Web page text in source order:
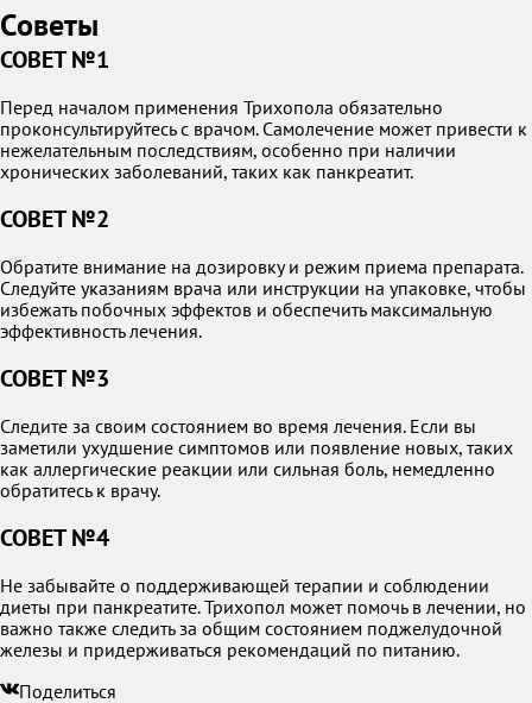
Советы
СОВЕТ №1
Перед началом применения Трихопола обязательно
проконсультируйтесь с врачом. Самолечение может привести к
нежелательным последствиям, особенно при наличии
хронических заболеваний, таких как панкреатит.
СОВЕТ №2
Обратите внимание на дозировку и режим приема препарата.
Следуйте указаниям врача или инструкции на упаковке, чтобы
избежать побочных эффектов и обеспечить максимальную
эффективность лечения.
СОВЕТ №3
Следите за своим состоянием во время лечения. Если вы
заметили ухудшение симптомов или появление новых, таких
как аллергические реакции или сильная боль, немедленно
обратитесь к врачу.
СОВЕТ №4
Не забывайте о поддерживающей терапии и соблюдении
диеты при панкреатите. Трихопол может помочь в лечении, но
важно также следить за общим состоянием поджелудочной
железы и придерживаться рекомендаций по питанию.
Поделиться